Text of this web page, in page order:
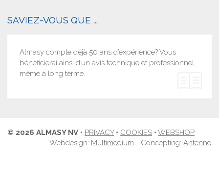
SAVIEZ-VOUS QUE ...
Almasy compte déjà 50 ans d’expérience? Vous
bénéficierai ainsi d’un avis technique et professionnel,
même à long terme.
© 2026 ALMASY NV • PRIVACY• COOKIES • WEBSHOP
Webdesign: Multimedium - Concepting: Antenno